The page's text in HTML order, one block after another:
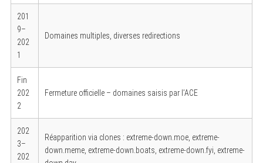
201
9–
202
1
Domaines multiples, diverses redirections
Fin
202
2
Fermeture officielle – domaines saisis par l’ACE
202
3–
202
Réapparition via clones : extreme-down.moe, extreme-
down.meme, extreme-down.boats, extreme-down.fyi, extreme-